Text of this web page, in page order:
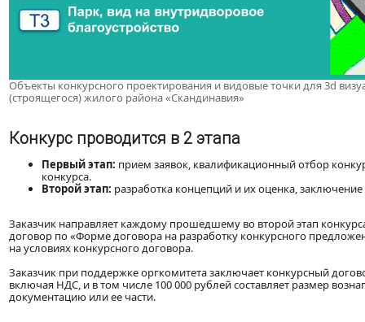
Объекты конкурсного проектирования и видовые точки для 3d
(строящегося) жилого района «Скандинавия»
Конкурс проводится в 2 этапа
Первый этап: прием заявок, квалификационный отбор
конкурса.
Второй этап: разработка концепций и их оценка,
Заказчик направляет каждому прошедшему во второй этап
договор по «Форме договора на разработку конкурсного
на условиях конкурсного договора.
Заказчик при поддержке оргкомитета заключает конкурсный
включая НДС, и в том числе 100 000 рублей составляет размер
документацию или ее части.